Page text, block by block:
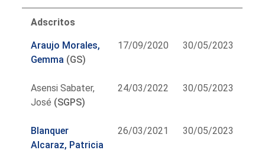
Adscritos
Araujo Morales,
Gemma (GS)
17/09/2020 30/05/2023
Asensi Sabater,
José (SGPS)
24/03/2022 30/05/2023
Blanquer
Alcaraz, Patricia
26/03/2021 30/05/2023